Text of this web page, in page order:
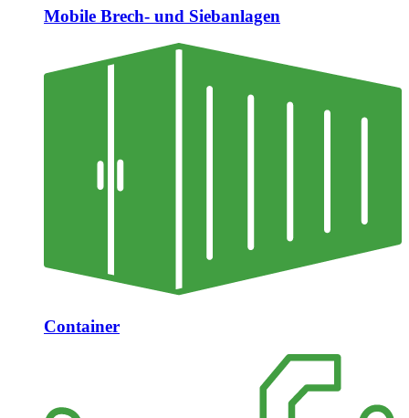
Mobile Brech- und Siebanlagen
Container